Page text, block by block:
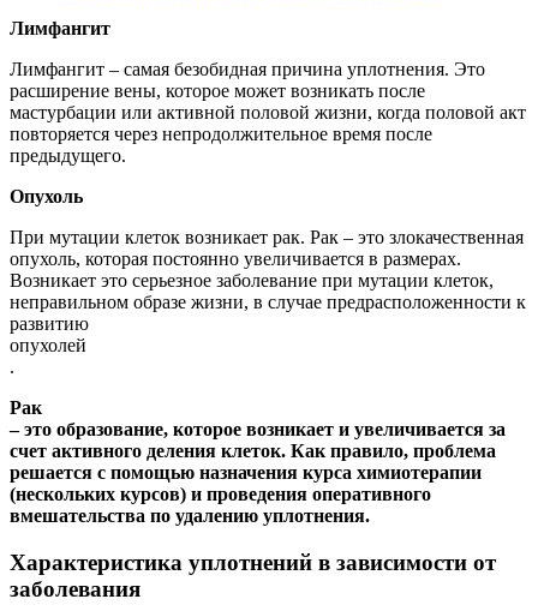
Лимфангит
Лимфангит – самая безобидная причина уплотнения. Это
расширение вены, которое может возникать после
мастурбации или активной половой жизни, когда половой акт
повторяется через непродолжительное время после
предыдущего.
Опухоль
При мутации клеток возникает рак. Рак – это злокачественная
опухоль, которая постоянно увеличивается в размерах.
Возникает это серьезное заболевание при мутации клеток,
неправильном образе жизни, в случае предрасположенности к
развитию
опухолей
.
Рак
– это образование, которое возникает и увеличивается за
счет активного деления клеток. Как правило, проблема
решается с помощью назначения курса химиотерапии
(нескольких курсов) и проведения оперативного
вмешательства по удалению уплотнения.
Характеристика уплотнений в зависимости от
заболевания